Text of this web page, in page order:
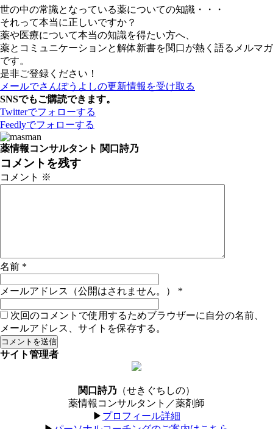
世の中の常識となっている薬についての知識・・・
それって本当に正しいですか？
薬や医療について本当の知識を得たい方へ、
薬とコミュニケーションと解体新書を関口が熱く語るメルマガ
です。
是非ご登録ください！
メールでさんぽうよしの更新情報を受け取る
SNSでもご購読できます。
Twitterでフォローする
Feedlyでフォローする
薬情報コンサルタント 関口詩乃
コメントを残す
コメント ※
名前 *
メールアドレス（公開はされません。） *
次回のコメントで使用するためブラウザーに自分の名前、
メールアドレス、サイトを保存する。
サイト管理者
関口詩乃 （せきぐちしの）
薬情報コンサルタント／薬剤師
▶︎ プロフィール詳細